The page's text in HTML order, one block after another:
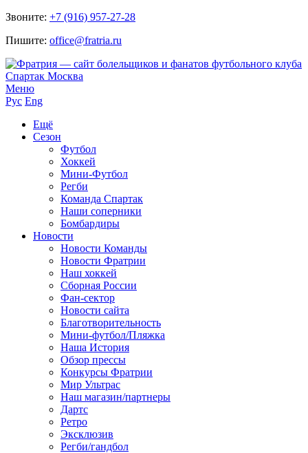
Звоните: +7 (916) 957-27-28
Пишите: office@fratria.ru
Меню
Рус Eng
Ещё
Сезон
Футбол
Хоккей
Мини-Футбол
Регби
Команда Спартак
Наши соперники
Бомбардиры
Новости
Новости Команды
Новости Фратрии
Наш хоккей
Сборная России
Фан-cектор
Новости сайта
Благотворительность
Мини-футбол/Пляжка
Наша История
Обзор прессы
Конкурсы Фратрии
Мир Ультрас
Наш магазин/партнеры
Дартс
Ретро
Эксклюзив
Регби/гандбол